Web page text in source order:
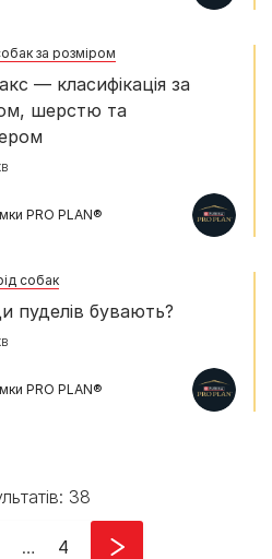
за розміром
— класифікація за
шерстю та
PRO PLAN®
собак
пуделів бувають?
PRO PLAN®
38
page
… Last page
4